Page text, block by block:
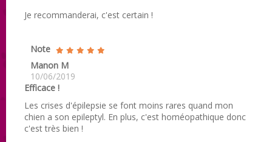
Je recommanderai, c'est certain !
Note
Manon M
10/06/2019
Efficace !
Les crises d'épilepsie se font moins rares quand mon
chien a son epileptyl. En plus, c'est homéopathique donc
c'est très bien !